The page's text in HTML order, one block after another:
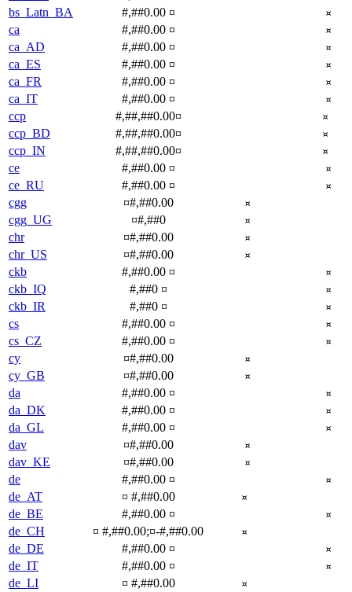
bs_Latn_BA #,##0.00 ¤ ¤
ca #,##0.00 ¤ ¤
ca_AD #,##0.00 ¤ ¤
ca_ES #,##0.00 ¤ ¤
ca_FR #,##0.00 ¤ ¤
ca_IT #,##0.00 ¤ ¤
ccp #,##,##0.00¤ ¤
ccp_BD #,##,##0.00¤ ¤
ccp_IN #,##,##0.00¤ ¤
ce #,##0.00 ¤ ¤
ce_RU #,##0.00 ¤ ¤
cgg ¤#,##0.00 ¤
cgg_UG ¤#,##0 ¤
chr ¤#,##0.00 ¤
chr_US ¤#,##0.00 ¤
ckb #,##0.00 ¤ ¤
ckb_IQ #,##0 ¤ ¤
ckb_IR #,##0 ¤ ¤
cs #,##0.00 ¤ ¤
cs_CZ #,##0.00 ¤ ¤
cy ¤#,##0.00 ¤
cy_GB ¤#,##0.00 ¤
da #,##0.00 ¤ ¤
da_DK #,##0.00 ¤ ¤
da_GL #,##0.00 ¤ ¤
dav ¤#,##0.00 ¤
dav_KE ¤#,##0.00 ¤
de #,##0.00 ¤ ¤
de_AT ¤ #,##0.00 ¤
de_BE #,##0.00 ¤ ¤
de_CH ¤ #,##0.00;¤-#,##0.00 ¤
de_DE #,##0.00 ¤ ¤
de_IT #,##0.00 ¤ ¤
de_LI ¤ #,##0.00 ¤